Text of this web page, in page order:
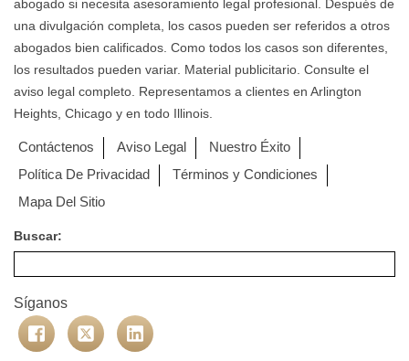
abogado si necesita asesoramiento legal profesional. Después de
una divulgación completa, los casos pueden ser referidos a otros
abogados bien calificados. Como todos los casos son diferentes,
los resultados pueden variar. Material publicitario. Consulte el
aviso legal completo. Representamos a clientes en Arlington
Heights, Chicago y en todo Illinois.
Contáctenos Aviso Legal
Nuestro Éxito
Política De Privacidad
Términos y Condiciones
Mapa Del Sitio
Síganos
Buscar: